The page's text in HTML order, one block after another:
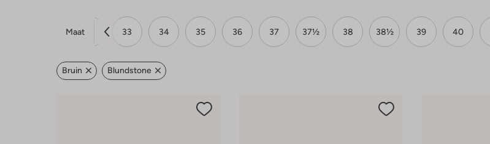
Maat 33 34 35 36 37 37½ 38 38½ 39 40
Bruin Blundstone